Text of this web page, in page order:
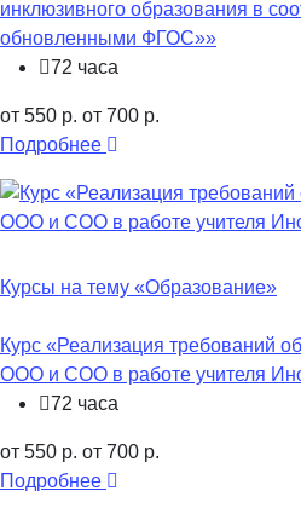
инклюзивного образования в
обновленными ФГОС»»
72 часа
от 550 р. от 700 р.
Подробнее
Курсы на тему «Образование»
Курс «Реализация требований
ООО и СОО в работе учителя
72 часа
от 550 р. от 700 р.
Подробнее